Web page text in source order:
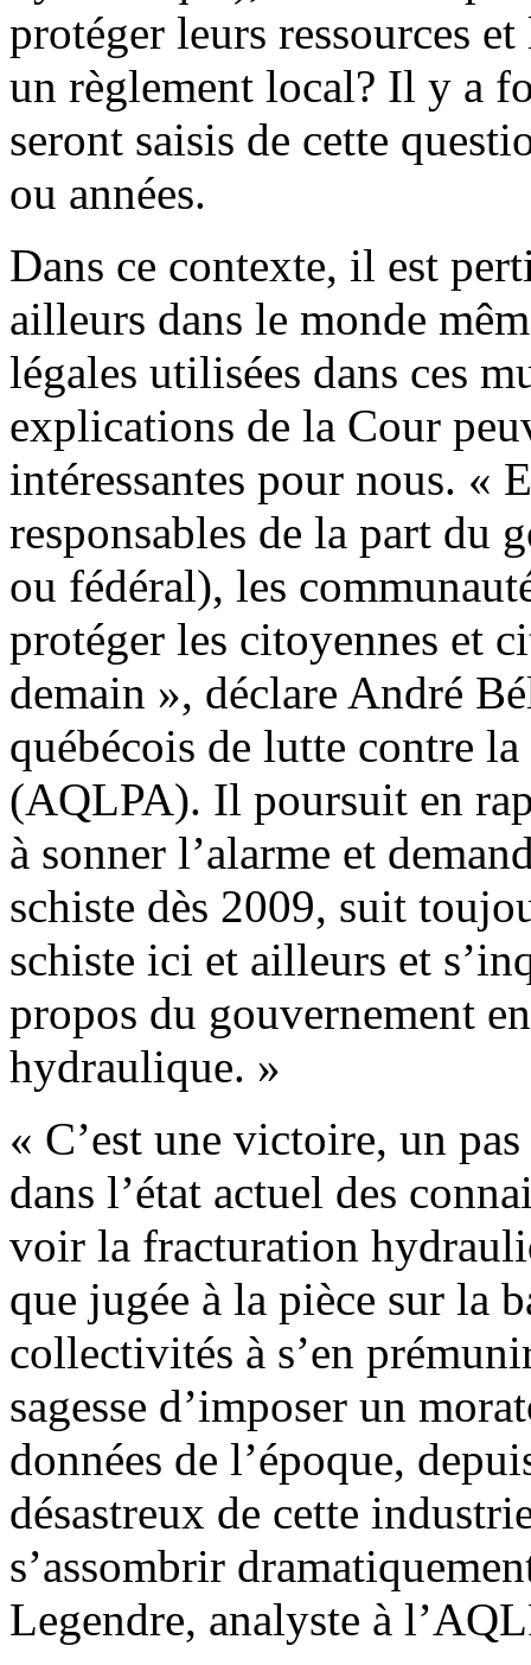
protéger leurs ressources
un règlement local? Il y a
seront saisis de cette
ou années.
Dans ce contexte, il est
ailleurs dans le monde
légales utilisées dans ces
explications de la Cour
intéressantes pour nous. «
responsables de la part du
ou fédéral), les
protéger les citoyennes et
demain », déclare André
québécois de lutte contre
(AQLPA). Il poursuit en
à sonner l’alarme et
schiste dès 2009, suit
schiste ici et ailleurs et
propos du gouvernement
hydraulique. »
« C’est une victoire, un
dans l’état actuel des
voir la fracturation
que jugée à la pièce sur la
collectivités à s’en
sagesse d’imposer un
données de l’époque,
désastreux de cette
s’assombrir
Legendre, analyste à